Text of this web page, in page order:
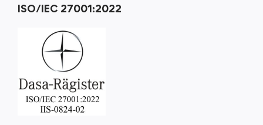
ISO/IEC 27001:2022